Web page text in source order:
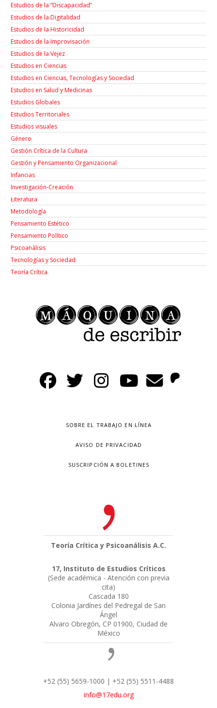
Estudios de la “Discapacidad”
Estudios de la Digitalidad
Estudios de la Historicidad
Estudios de la Improvisación
Estudios de la Vejez
Estudios en Ciencias
Estudios en Ciencias, Tecnologías y Sociedad
Estudios en Salud y Medicinas
Estudios Globales
Estudios Territoriales
Estudios visuales
Género
Gestión Crítica de la Cultura
Gestión y Pensamiento Organizacional
Infancias
Investigación-Creación
Łiteratura
Metodología
Pensamiento Estético
Pensamiento Político
Psicoanálisis
Tecnologías y Sociedad
Teoría Crítica
SOBRE EL TRABAJO EN LÍNEA
AVISO DE PRIVACIDAD
SUSCRIPCIÓN A BOLETINES
Teoría Crítica y Psicoanálisis A.C.
17, Instituto de Estudios Críticos
(Sede académica - Atención con previa
cita)
Cascada 180
Colonia Jardínes del Pedregal de San
Ángel
Alvaro Obregón, CP 01900, Ciudad de
México
+52 (55) 5659-1000 | +52 (55) 5511-4488
info@17edu.org